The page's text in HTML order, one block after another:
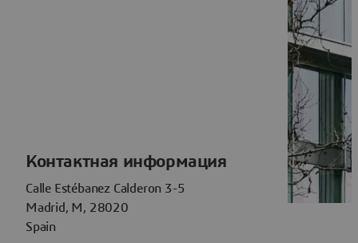
Контактная информация
Calle Estébanez Calderon 3-5
Madrid, M, 28020
Spain